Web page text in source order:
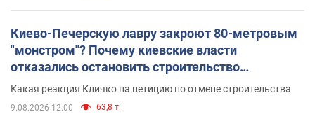
Киево-Печерскую лавру закроют 80-метровым
"монстром"? Почему киевские власти
отказались остановить строительство
небоскреба "московского верующего"
Какая реакция Кличко на петицию по отмене строительства
9.08.2026 12:00 63,8 т.